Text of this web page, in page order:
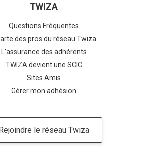
TWIZA
Questions Fréquentes
des pros du réseau Twiza
L'assurance des adhérents
TWIZA devient une SCIC
Sites Amis
Gérer mon adhésion
le réseau Twiza